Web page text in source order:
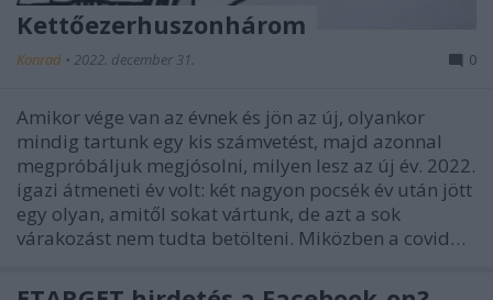
Kettőezerhuszonhárom
Konrad • 2022. december 31. 0
Amikor vége van az évnek és jön az új, olyankor
mindig tartunk egy kis számvetést, majd azonnal
megpróbáljuk megjósolni, milyen lesz az új év. 2022.
igazi átmeneti év volt: két nagyon pocsék év után jött
egy olyan, amitől sokat vártunk, de azt a sok
várakozást nem tudta betölteni. Miközben a covid…